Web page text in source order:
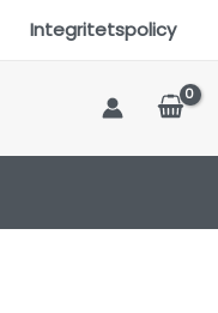
Integritetspolicy